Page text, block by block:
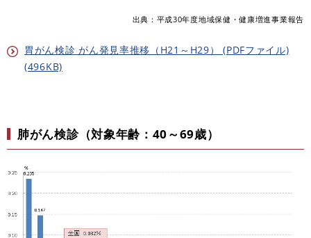
出典：平成30年度地域保健・健康増進事業報告
胃がん検診 がん発見率推移（H21～H29） (PDFファイル)
(496KB)
肺がん検診（対象年齢：40～69歳）